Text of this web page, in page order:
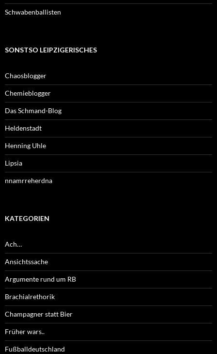
Schwabenballisten
SONSTSO LEIPZIGERISCHES
Chaosblogger
Chemieblogger
Das Schmand-Blog
Heldenstadt
Henning Uhle
Lipsia
nnamrreherdna
KATEGORIEN
Ach…
Ansichtssache
Argumente rund um RB
Brachialrethorik
Champagner statt Bier
Früher wars..
Fußballdeutschland